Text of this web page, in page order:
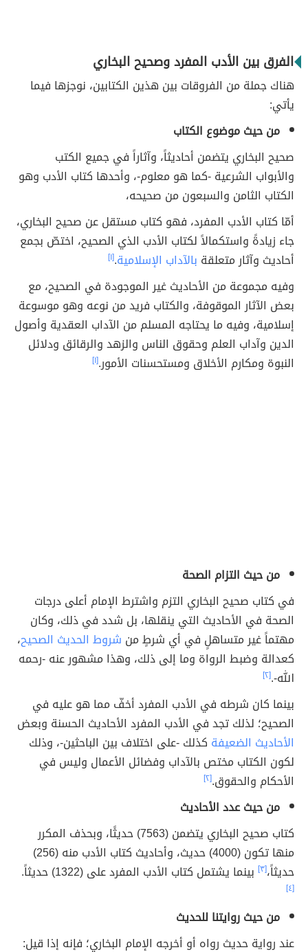
الفرق بين الأدب المفرد وصحيح البخاري
هناك جملة من الفروقات بين هذين الكتابين، نوجزها فيما
يأتي:
من حيث موضوع الكتاب
صحيح البخاري يتضمن أحاديثاً، وآثاراً في جميع الكتب
والأبواب الشرعية -كما هو معلوم-، وأحدها كتاب الأدب وهو
الكتاب الثامن والسبعون من صحيحه،
أمّا كتاب الأدب المفرد، فهو كتاب مستقل عن صحيح البخاري،
جاء زيادةً واستكمالاً لكتاب الأدب الذي الصحيح، اختصّ بجمع
أحاديث وآثار متعلقة بالآداب الإسلامية.[١]
وفيه مجموعة من الأحاديث غير الموجودة في الصحيح، مع
بعض الآثار الموقوفة، والكتاب فريد من نوعه وهو موسوعة
إسلامية، وفيه ما يحتاجه المسلم من الآداب العقدية وأصول
الدين وآداب العلم وحقوق الناس والزهد والرقائق ودلائل
النبوة ومكارم الأخلاق ومستحسنات الأمور.[١]
من حيث التزام الصحة
في كتاب صحيح البخاري التزم واشترط الإمام أعلى درجات
الصحة في الأحاديث التي ينقلها، بل شدد في ذلك، وكان
مهتماً غير متساهلٍ في أي شرطٍ من شروط الحديث الصحيح،
كعدالة وضبط الرواة وما إلى ذلك، وهذا مشهور عنه -رحمه
الله-.[٢]
بينما كان شرطه في الأدب المفرد أخفّ مما هو عليه في
الصحيح؛ لذلك تجد في الأدب المفرد الأحاديث الحسنة وبعض
الأحاديث الضعيفة كذلك -على اختلاف بين الباحثين-، وذلك
لكون الكتاب مختص بالآداب وفضائل الأعمال وليس في
الأحكام والحقوق.[٢]
من حيث عدد الأحاديث
كتاب صحيح البخاري يتضمن (7563) حديثًا، وبحذف المكرر
منها تكون (4000) حديث، وأحاديث كتاب الأدب منه (256)
حديثاً،[٣] بينما يشتمل كتاب الأدب المفرد على (1322) حديثاً.
[٤]
من حيث روايتنا للحديث
عند رواية حديث رواه أو أخرجه الإمام البخاري؛ فإنه إذا قيل: